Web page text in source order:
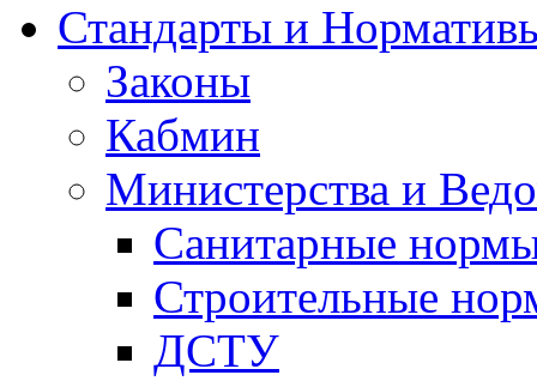
Стандарты и
Законы
Кабмин
Министерства и
Санитарные
Строительные
ДСТУ